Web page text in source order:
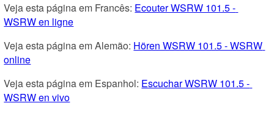
Veja esta página em Francês: Ecouter WSRW 101.5 -
WSRW en ligne
Veja esta página em Alemão: Hören WSRW 101.5 - WSRW
online
Veja esta página em Espanhol: Escuchar WSRW 101.5 -
WSRW en vivo